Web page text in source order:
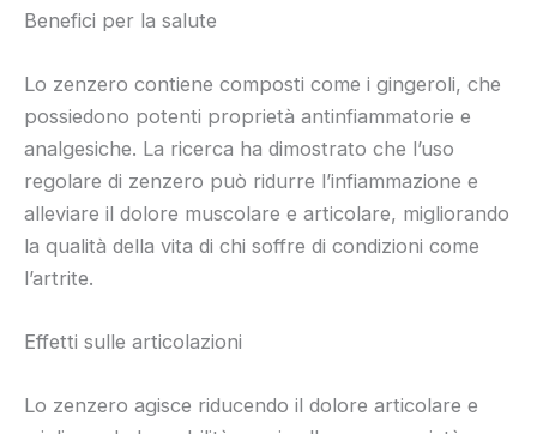
Benefici per la salute
Lo zenzero contiene composti come i gingeroli, che
possiedono potenti proprietà antinfiammatorie e
analgesiche. La ricerca ha dimostrato che l’uso
regolare di zenzero può ridurre l’infiammazione e
alleviare il dolore muscolare e articolare, migliorando
la qualità della vita di chi soffre di condizioni come
l’artrite.
Effetti sulle articolazioni
Lo zenzero agisce riducendo il dolore articolare e